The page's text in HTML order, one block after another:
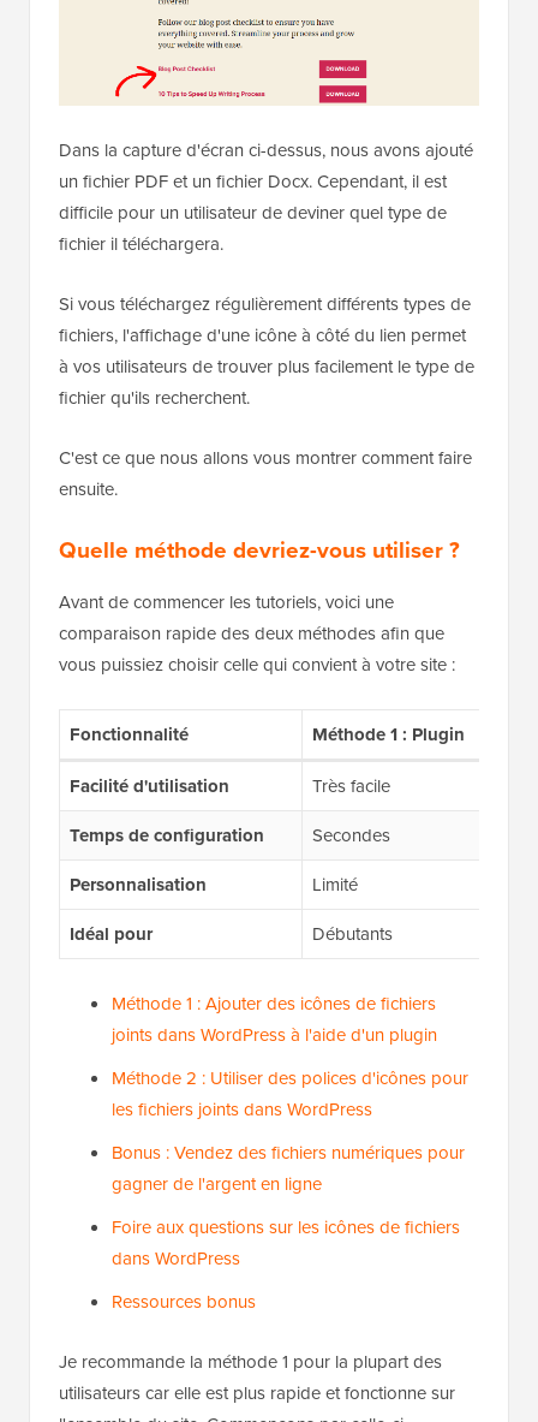
Dans la capture d'écran ci-dessus, nous avons ajouté
un fichier PDF et un fichier Docx. Cependant, il est
difficile pour un utilisateur de deviner quel type de
fichier il téléchargera.
Si vous téléchargez régulièrement différents types de
fichiers, l'affichage d'une icône à côté du lien permet
à vos utilisateurs de trouver plus facilement le type de
fichier qu'ils recherchent.
C'est ce que nous allons vous montrer comment faire
ensuite.
Quelle méthode devriez-vous utiliser ?
Avant de commencer les tutoriels, voici une
comparaison rapide des deux méthodes afin que
vous puissiez choisir celle qui convient à votre site :
Fonctionnalité Méthode 1 : Plugin
Facilité d'utilisation
Très facile
Temps de configuration
Secondes
Personnalisation
Limité
Idéal pour
Débutants
Méthode 1 : Ajouter des icônes de fichiers
joints dans WordPress à l'aide d'un plugin
Méthode 2 : Utiliser des polices d'icônes pour
les fichiers joints dans WordPress
Bonus : Vendez des fichiers numériques pour
gagner de l'argent en ligne
Foire aux questions sur les icônes de fichiers
dans WordPress
Ressources bonus
Je recommande la méthode 1 pour la plupart des
utilisateurs car elle est plus rapide et fonctionne sur